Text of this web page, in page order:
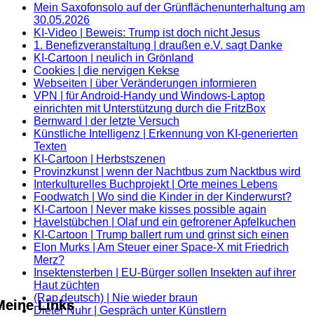
Mein Saxofonsolo auf der Grünflächenunterhaltung am
30.05.2026
KI-Video | Beweis: Trump ist doch nicht Jesus
1. Benefizveranstaltung | draußen e.V. sagt Danke
KI-Cartoon | neulich in Grönland
Cookies | die nervigen Kekse
Webseiten | über Veränderungen informieren
VPN | für Android-Handy und Windows-Laptop
einrichten mit Unterstützung durch die FritzBox
Bernward | der letzte Versuch
Künstliche Intelligenz | Erkennung von KI-generierten
Texten
KI-Cartoon | Herbstszenen
Provinzkunst | wenn der Nachtbus zum Nacktbus wird
Interkulturelles Buchprojekt | Orte meines Lebens
Foodwatch | Wo sind die Kinder in der Kinderwurst?
KI-Cartoon | Never make kisses possible again
Havelstübchen | Olaf und ein gefrorener Apfelkuchen
KI-Cartoon | Trump ballert rum und grinst sich einen
Elon Murks | Am Steuer einer Space-X mit Friedrich
Merz?
Insektensterben | EU-Bürger sollen Insekten auf ihrer
Haut züchten
(Rap deutsch) | Nie wieder braun
Dieter Nuhr | Gespräch unter Künstlern
Links